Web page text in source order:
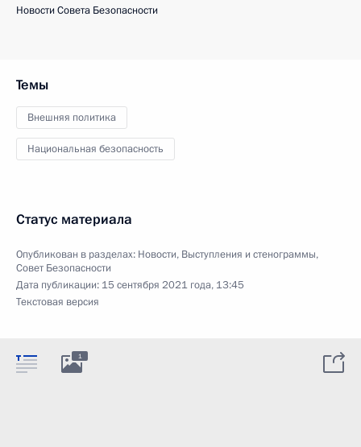
Новости Совета Безопасности
Темы
Внешняя политика
Национальная безопасность
Статус материала
Опубликован в разделах: Новости, Выступления и стенограммы,
Совет Безопасности
Дата публикации: 15 сентября 2021 года, 13:45
Текстовая версия
1